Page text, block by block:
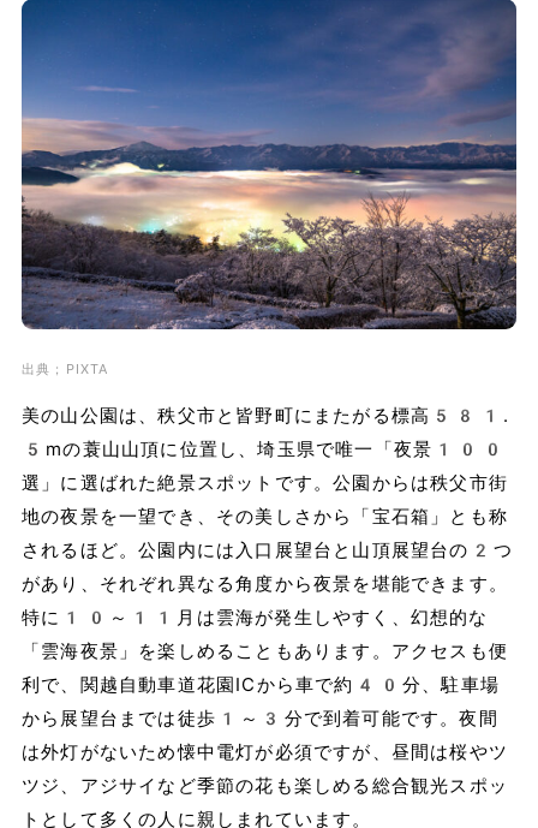
出典；PIXTA
美の山公園は、秩父市と皆野町にまたがる標高581.
5mの蓑山山頂に位置し、埼玉県で唯一「夜景100
選」に選ばれた絶景スポットです。公園からは秩父市街
地の夜景を一望でき、その美しさから「宝石箱」とも称
されるほど。公園内には入口展望台と山頂展望台の2つ
があり、それぞれ異なる角度から夜景を堪能できます。
特に10～11月は雲海が発生しやすく、幻想的な
「雲海夜景」を楽しめることもあります。アクセスも便
利で、関越自動車道花園ICから車で約40分、駐車場
から展望台までは徒歩1～3分で到着可能です。夜間
は外灯がないため懐中電灯が必須ですが、昼間は桜やツ
ツジ、アジサイなど季節の花も楽しめる総合観光スポッ
トとして多くの人に親しまれています。